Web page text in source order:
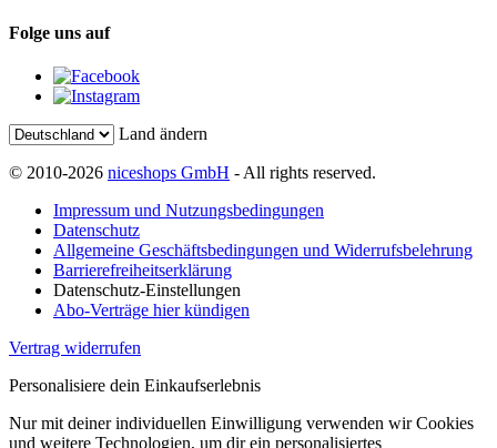
Folge uns auf
Land ändern
© 2010-2026 niceshops GmbH - All rights reserved.
Impressum und Nutzungsbedingungen
Datenschutz
Allgemeine Geschäftsbedingungen und Widerrufsbelehrung
Barrierefreiheitserklärung
Datenschutz-Einstellungen
Abo-Verträge hier kündigen
Vertrag widerrufen
Personalisiere dein Einkaufserlebnis
Nur mit deiner individuellen Einwilligung verwenden wir Cookies
und weitere Technologien, um dir ein personalisiertes